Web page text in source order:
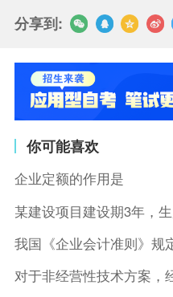
分享到:
你可能喜欢
企业定额的作用是